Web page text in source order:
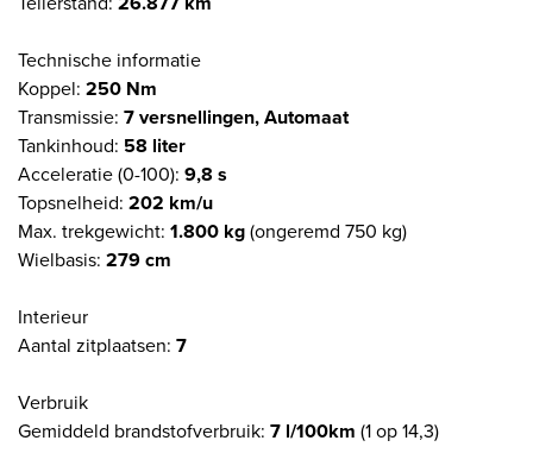
Technische informatie
Koppel: 250 Nm
Transmissie: 7 versnellingen, Automaat
Tankinhoud: 58 liter
Acceleratie (0-100): 9,8 s
Topsnelheid: 202 km/u
Max. trekgewicht: 1.800 kg(ongeremd 750 kg)
Wielbasis: 279 cm
Interieur
Aantal zitplaatsen: 7
Verbruik
Gemiddeld brandstofverbruik: 7 l/100km (1 op 14,3)